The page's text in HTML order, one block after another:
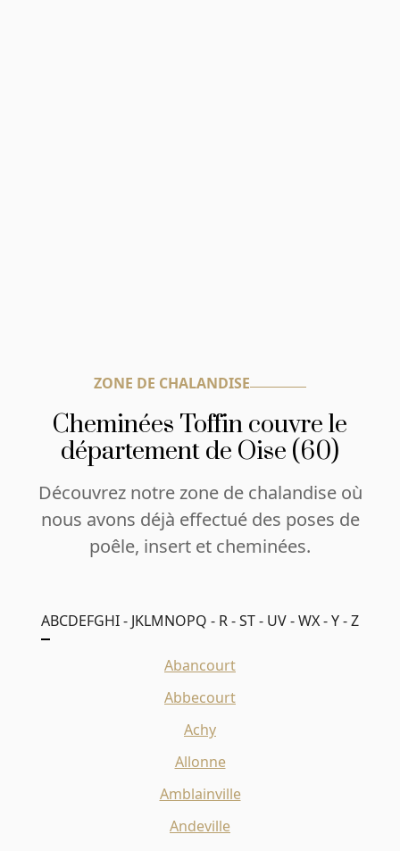
ZONE DE CHALANDISE
Cheminées Toffin couvre le
département de Oise (60)
Découvrez notre zone de chalandise où
nous avons déjà effectué des poses de
poêle, insert et cheminées.
ABCDEFGHI - JKLMNOPQ - R - ST - UV - WX - Y - Z
Abancourt
Abbecourt
Achy
Allonne
Amblainville
Andeville